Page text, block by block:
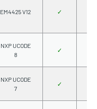
EM4425 V12 ✓
NXP UCODE
8
✓
NXP UCODE
7
✓